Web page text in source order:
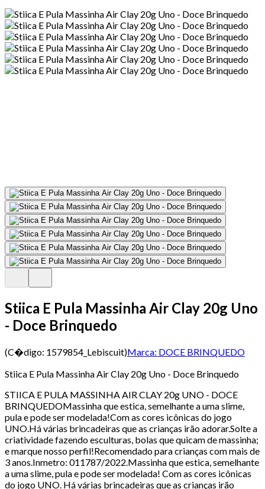
Stiica E Pula Massinha Air Clay 20g Uno
- Doce Brinquedo
(C�digo: 1579854_Lebiscuit)Marca: DOCE BRINQUEDO
Stiica E Pula Massinha Air Clay 20g Uno - Doce Brinquedo
STIICA E PULA MASSINHA AIR CLAY 20g UNO - DOCE
BRINQUEDOMassinha que estica, semelhante a uma slime,
pula e pode ser modelada!Com as cores icônicas do jogo
UNO.Há várias brincadeiras que as crianças irão adorar.Solte a
criatividade fazendo esculturas, bolas que quicam de massinha;
e marque nosso perfil!Recomendado para crianças com mais de
3 anos.Inmetro: 011787/2022.Massinha que estica, semelhante
a uma slime, pula e pode ser modelada! Com as cores icônicas
do jogo UNO. Há várias brincadeiras que as crianças irão